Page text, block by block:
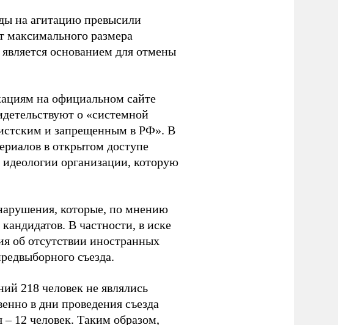
на агитацию превысили
максимального размера
основанием для отмены
на официальном сайте
о «системной
и запрещенным в РФ». В
в открытом доступе
организации, которую
которые, по мнению
В частности, в иске
об отсутствии иностранных
съезда.
218 человек не являлись
в дни проведения съезда
12 человек. Таким образом,